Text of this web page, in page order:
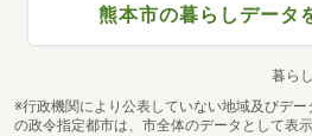
熊本市の暮らしデータ
暮ら
※行政機関により公表していない地域及びデ
の政令指定都市は、市全体のデータとして表示